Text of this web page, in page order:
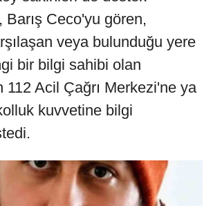
Ceco'yu gören,
veya bulunduğu yere
bir bilgi sahibi olan
112 Acil Çağrı Merkezi'ne ya
kuvvetine bilgi